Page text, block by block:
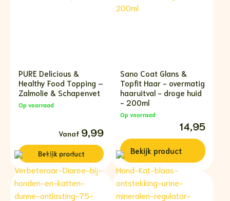
PURE Delicious &
Healthy Food Topping –
Zalmolie & Schapenvet
Op voorraad
9,99
Prijsklasse:
€9,99
tot
€14,99
Bekijk product
Sano Coat Glans &
Topfit Haar - overmatig
haaruitval - droge huid
- 200ml
Op voorraad
14,95
Bekijk product